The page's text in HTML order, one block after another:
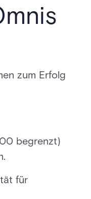
zum Erfolg
begrenzt)
für